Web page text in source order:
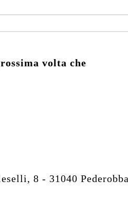
volta che
8 - 31040